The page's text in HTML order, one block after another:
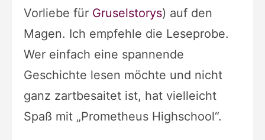
Vorliebe für Gruselstorys) auf den
Magen. Ich empfehle die Leseprobe.
Wer einfach eine spannende
Geschichte lesen möchte und nicht
ganz zartbesaitet ist, hat vielleicht
Spaß mit „Prometheus Highschool“.